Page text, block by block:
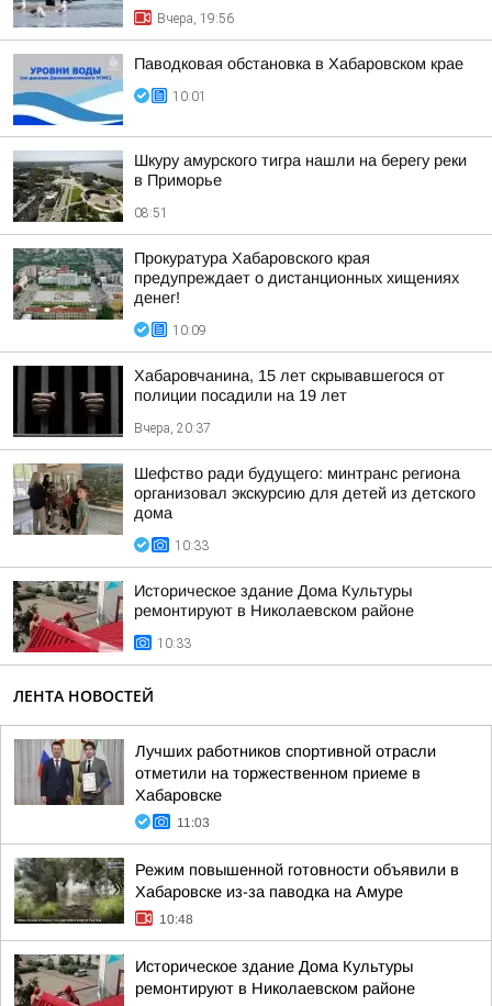
Вчера, 19:56
Паводковая обстановка в Хабаровском крае
10:01
Шкуру амурского тигра нашли на берегу реки
в Приморье
08:51
Прокуратура Хабаровского края
предупреждает о дистанционных хищениях
денег!
10:09
Хабаровчанина, 15 лет скрывавшегося от
полиции посадили на 19 лет
Вчера, 20:37
Шефство ради будущего: минтранс региона
организовал экскурсию для детей из детского
дома
10:33
Историческое здание Дома Культуры
ремонтируют в Николаевском районе
10:33
ЛЕНТА НОВОСТЕЙ
Лучших работников спортивной отрасли
отметили на торжественном приеме в
Хабаровске
11:03
Режим повышенной готовности объявили в
Хабаровске из-за паводка на Амуре
10:48
Историческое здание Дома Культуры
ремонтируют в Николаевском районе